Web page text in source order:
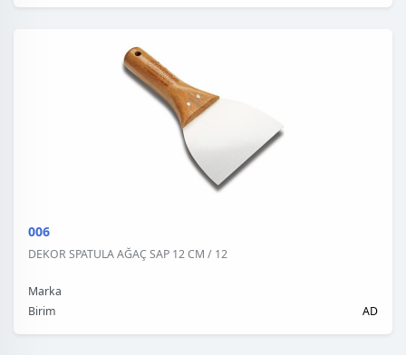
006
DEKOR SPATULA AĞAÇ SAP 12 CM / 12
Marka
Birim
AD